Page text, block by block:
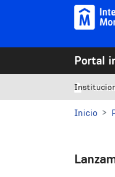
Pasar al contenido principal
Portal
Mi
Inicio